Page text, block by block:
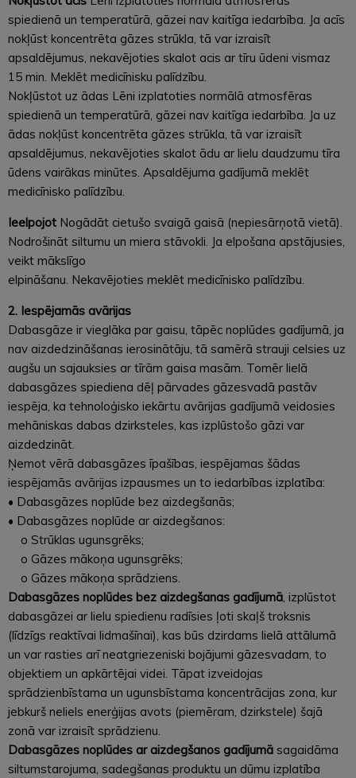
spiedienā un temperatūrā, gāzei nav kaitīga iedarbība. Ja acīs
nokļūst koncentrēta gāzes strūkla, tā var izraisīt
apsaldējumus, nekavējoties skalot acis ar tīru ūdeni vismaz
15 min. Meklēt medicīnisku palīdzību.
Nokļūstot uz ādas Lēni izplatoties normālā atmosfēras
spiedienā un temperatūrā, gāzei nav kaitīga iedarbība. Ja uz
ādas nokļūst koncentrēta gāzes strūkla, tā var izraisīt
apsaldējumus, nekavējoties skalot ādu ar lielu daudzumu tīra
ūdens vairākas minūtes. Apsaldējuma gadījumā meklēt
medicīnisko palīdzību.
Ieelpojot Nogādāt cietušo svaigā gaisā (nepiesārņotā vietā).
Nodrošināt siltumu un miera stāvokli. Ja elpošana apstājusies,
veikt mākslīgo
elpināšanu. Nekavējoties meklēt medicīnisko palīdzību.
2. Iespējamās avārijas
Dabasgāze ir vieglāka par gaisu, tāpēc noplūdes gadījumā, ja
nav aizdedzināšanas ierosinātāju, tā samērā strauji celsies uz
augšu un sajauksies ar tīrām gaisa masām. Tomēr lielā
dabasgāzes spiediena dēļ pārvades gāzesvadā pastāv
iespēja, ka tehnoloģisko iekārtu avārijas gadījumā veidosies
mehāniskas dabas dzirksteles, kas izplūstošo gāzi var
aizdedzināt.
Ņemot vērā dabasgāzes īpašības, iespējamas šādas
iespējamās avārijas izpausmes un to iedarbības izplatība:
• Dabasgāzes noplūde bez aizdegšanās;
• Dabasgāzes noplūde ar aizdegšanos:
o Strūklas ugunsgrēks;
o Gāzes mākoņa ugunsgrēks;
o Gāzes mākoņa sprādziens.
Dabasgāzes noplūdes bez aizdegšanas gadījumā , izplūstot
dabasgāzei ar lielu spiedienu radīsies ļoti skaļš troksnis
(līdzīgs reaktīvai lidmašīnai), kas būs dzirdams lielā attālumā
un var rasties arī neatgriezeniski bojājumi gāzesvadam, to
objektiem un apkārtējai videi. Tāpat izveidojas
sprādzienbīstama un ugunsbīstama koncentrācijas zona, kur
jebkurš neliels enerģijas avots (piemēram, dzirkstele) šajā
zonā var izraisīt sprādzienu.
Dabasgāzes noplūdes ar aizdegšanos gadījumā sagaidāma
siltumstarojuma, sadegšanas produktu un dūmu izplatība